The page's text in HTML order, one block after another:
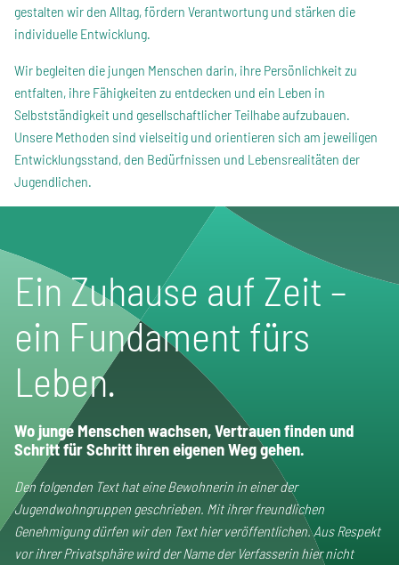
gestalten wir den Alltag, fördern Verantwortung und stärken die
individuelle Entwicklung.
Wir begleiten die jungen Menschen darin, ihre Persönlichkeit zu
entfalten, ihre Fähigkeiten zu entdecken und ein Leben in
Selbstständigkeit und gesellschaftlicher Teilhabe aufzubauen.
Unsere Methoden sind vielseitig und orientieren sich am jeweiligen
Entwicklungsstand, den Bedürfnissen und Lebensrealitäten der
Jugendlichen.
Ein Zuhause auf Zeit –
ein Fundament fürs
Leben.
Wo junge Menschen wachsen, Vertrauen finden und
Schritt für Schritt ihren eigenen Weg gehen.
Den folgenden Text hat eine Bewohnerin in einer der
Jugendwohngruppen geschrieben. Mit ihrer freundlichen
Genehmigung dürfen wir den Text hier veröffentlichen. Aus Respekt
vor ihrer Privatsphäre wird der Name der Verfasserin hier nicht